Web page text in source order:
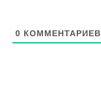
0 КОММЕНТАРИЕВ